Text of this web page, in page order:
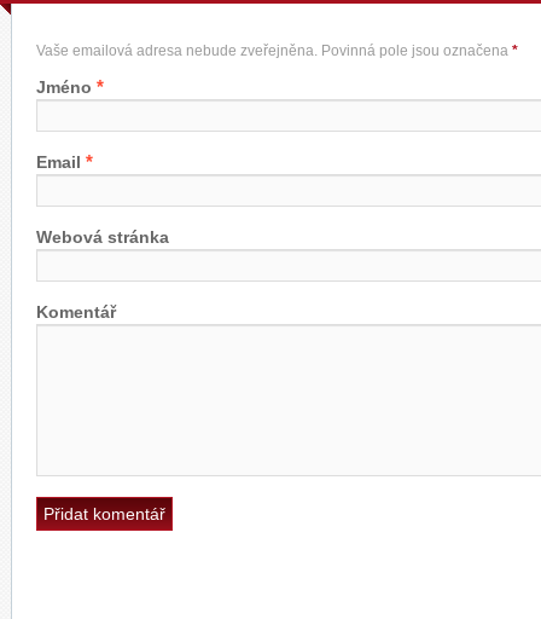
Vaše emailová adresa nebude zveřejněna. Povinná pole jsou označena *
Jméno *
Email *
Webová stránka
Komentář